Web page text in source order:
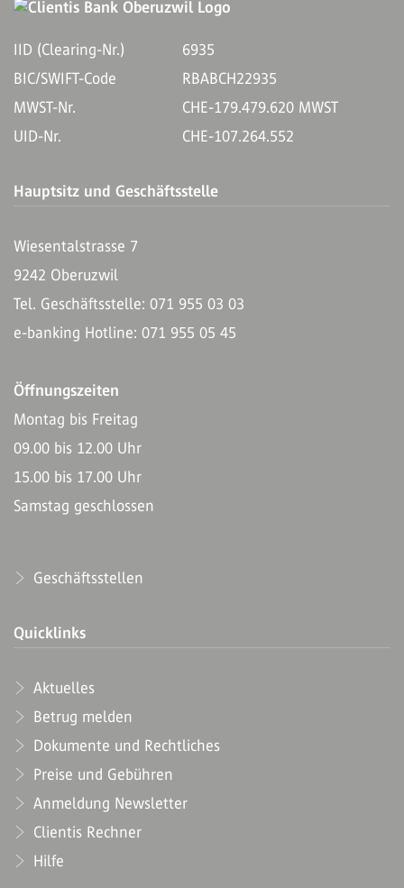
IID (Clearing-Nr.)
6935
BIC/SWIFT-Code
RBABCH22935
MWST-Nr.
CHE-179.479.620 MWST
UID-Nr.
CHE-107.264.552
Hauptsitz und Geschäftsstelle
Wiesentalstrasse 7
9242 Oberuzwil
Tel. Geschäftsstelle: 071 955 03 03
e-banking Hotline: 071 955 05 45
Öffnungszeiten
Montag bis Freitag
09.00 bis 12.00 Uhr
15.00 bis 17.00 Uhr
Samstag geschlossen
Geschäftsstellen
Quicklinks
Aktuelles
Betrug melden
Dokumente und Rechtliches
Preise und Gebühren
Anmeldung Newsletter
Clientis Rechner
Hilfe